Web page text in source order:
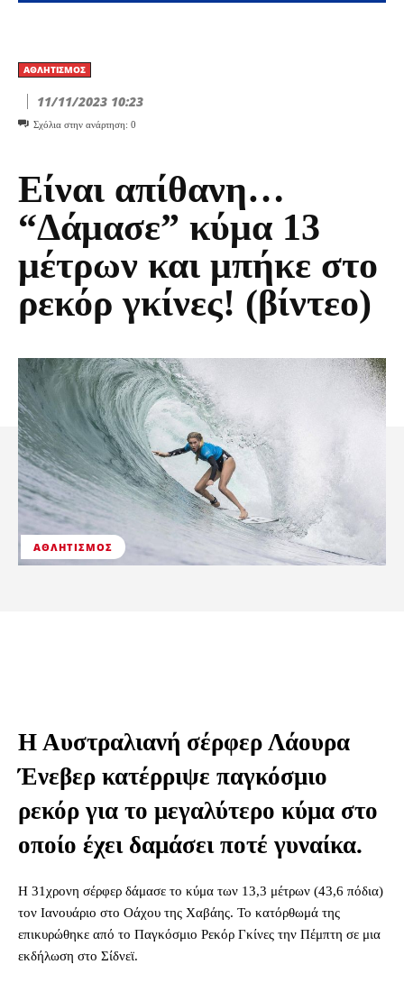
ΑΘΛΗΤΙΣΜΌΣ
11/11/2023 10:23
Σχόλια στην ανάρτηση: 0
Είναι απίθανη…
“Δάμασε” κύμα 13
μέτρων και μπήκε στο
ρεκόρ γκίνες! (βίντεο)
ΑΘΛΗΤΙΣΜΌΣ
Η Αυστραλιανή σέρφερ Λάουρα
Ένεβερ κατέρριψε παγκόσμιο
ρεκόρ για το μεγαλύτερο κύμα στο
οποίο έχει δαμάσει ποτέ γυναίκα.
Η 31χρονη σέρφερ δάμασε το κύμα των 13,3 μέτρων (43,6 πόδια)
τον Ιανουάριο στο Οάχου της Χαβάης. Το κατόρθωμά της
επικυρώθηκε από το Παγκόσμιο Ρεκόρ Γκίνες την Πέμπτη σε μια
εκδήλωση στο Σίδνεϊ.